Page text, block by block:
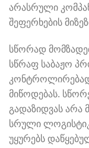
არასრული
შეფერხების
სწორად
სწრაფ საბაჟო
მიწოდებას.
გადაზიდვას
სრული
უყურებს